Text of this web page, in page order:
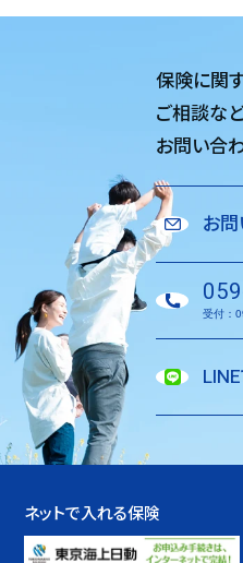
保険に関
ご相談など
お問い合
お
受付：
ネットで入れる保険